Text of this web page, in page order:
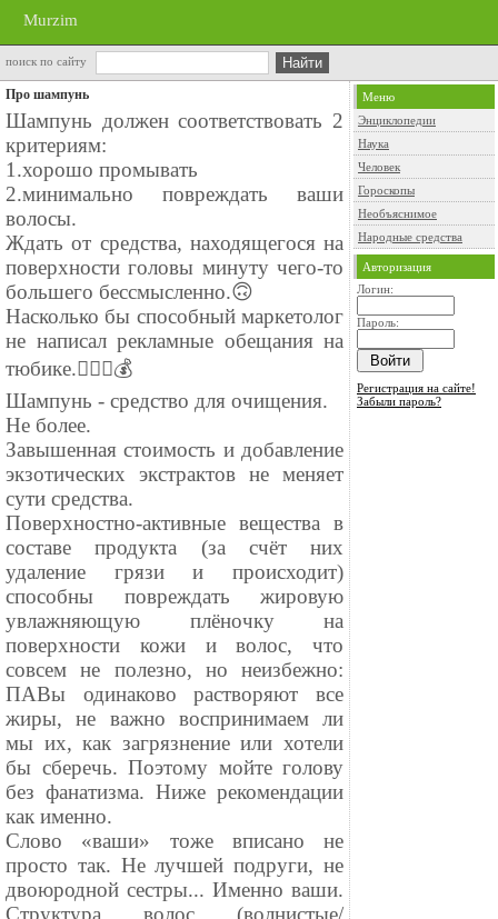
Murzim
поиск по сайту
Про шампунь
Шампунь должен соответствовать 2
критериям:
1.хорошо промывать
2.минимально повреждать ваши
волосы.
Ждать от средства, находящегося на
поверхности головы минуту чего-то
большего бессмысленно.🙃
Насколько бы способный маркетолог
не написал рекламные обещания на
тюбике.🧚🏻‍♀️💰
Шампунь - средство для очищения.
Не более.
Завышенная стоимость и добавление
экзотических экстрактов не меняет
сути средства.
Поверхностно-активные вещества в
составе продукта (за счёт них
удаление грязи и происходит)
способны повреждать жировую
увлажняющую плёночку на
поверхности кожи и волос, что
совсем не полезно, но неизбежно:
ПАВы одинаково растворяют все
жиры, не важно воспринимаем ли
мы их, как загрязнение или хотели
бы сберечь. Поэтому мойте голову
без фанатизма. Ниже рекомендации
как именно.
Слово «ваши» тоже вписано не
просто так. Не лучшей подруги, не
двоюродной сестры... Именно ваши.
Структура волос (волнистые/
Меню
Энциклопедии
Наука
Человек
Гороскопы
Необъяснимое
Народные средства
Авторизация
Логин:
Пароль:
Регистрация на сайте!
Забыли пароль?